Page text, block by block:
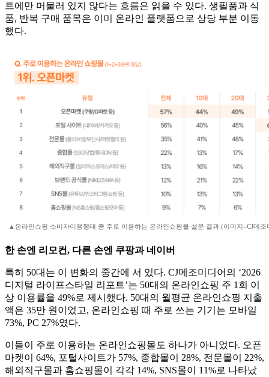
트에만 머물러 있지 않다는 흐름은 읽을 수 있다. 생필품과 식
품, 반복 구매 품목은 이미 온라인 플랫폼으로 상당 부분 이동
했다.
▲온라인쇼핑 소비자이용행태 중 주로 이용하는 온라인쇼핑몰 설문 결과.(이미지=CJ메조
한 손엔 리모컨, 다른 손엔 쿠팡과 네이버
특히 50대는 이 변화의 중간에 서 있다. CJ메조미디어의 ‘2026
디지털 라이프스타일 리포트’는 50대의 온라인쇼핑 주 1회 이
상 이용률을 49%로 제시했다. 50대의 월평균 온라인쇼핑 지출
액은 35만 원이었고, 온라인쇼핑 때 주로 쓰는 기기는 모바일
73%, PC 27%였다.
이들이 주로 이용하는 온라인쇼핑몰도 하나가 아니었다. 오픈
마켓이 64%, 포털사이트가 57%, 종합몰이 28%, 전문몰이 22%,
해외직구몰과 홈쇼핑몰이 각각 14%, SNS몰이 11%로 나타났